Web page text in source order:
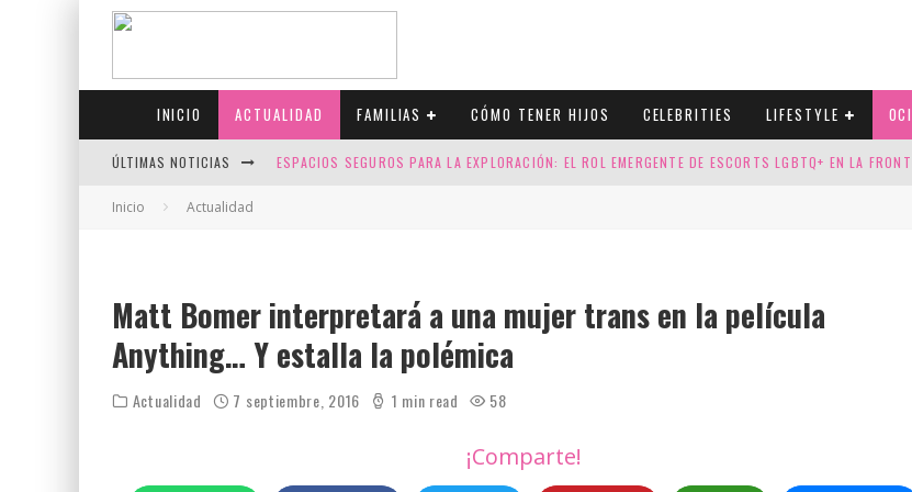
INICIO ACTUALIDAD FAMILIAS CÓMO TENER HIJOS CELEBRITIES LIFESTYLE
ÚLTIMAS NOTICIAS ESPACIOS SEGUROS PARA LA EXPLORACIÓN: EL ROL EMERGENTE DE ESCORTS LGBTQ+ EN LA
Inicio Actualidad
Matt Bomer interpretará a una mujer trans en la película
Anything… Y estalla la polémica
Actualidad 7 septiembre, 2016 1 min read 58
¡Comparte!